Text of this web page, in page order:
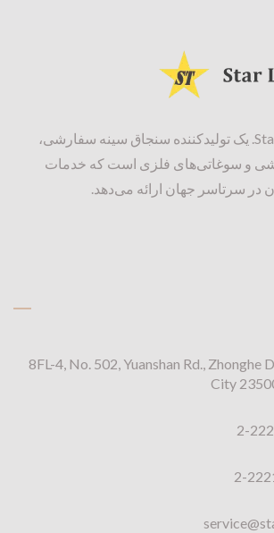
Star Lapel Pin Co., Ltd. یک تولیدکننده سنجاق سینه سفارشی،
و سوغاتی‌های فلزی است که خدمات
در سرتاسر جهان ارائه می‌دهد.
8FL-4, No. 502, Yuanshan Rd., Zhonghe
City